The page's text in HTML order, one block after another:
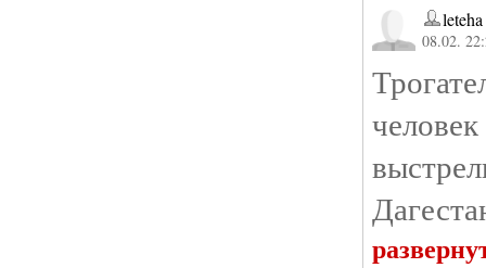
leteha
08.02.